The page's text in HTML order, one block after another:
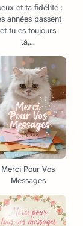
et ta fidélité :
années passent
et tu es toujours
là,...
Merci Pour Vos
Messages